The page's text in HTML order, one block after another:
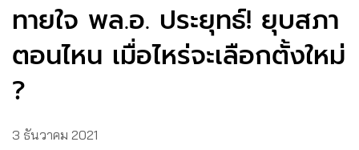
ทายใจ พล.อ. ประยุทธ์! ยุบสภา
ตอนไหน เมื่อไหร่จะเลือกตั้งใหม่
?
3 ธันวาคม 2021